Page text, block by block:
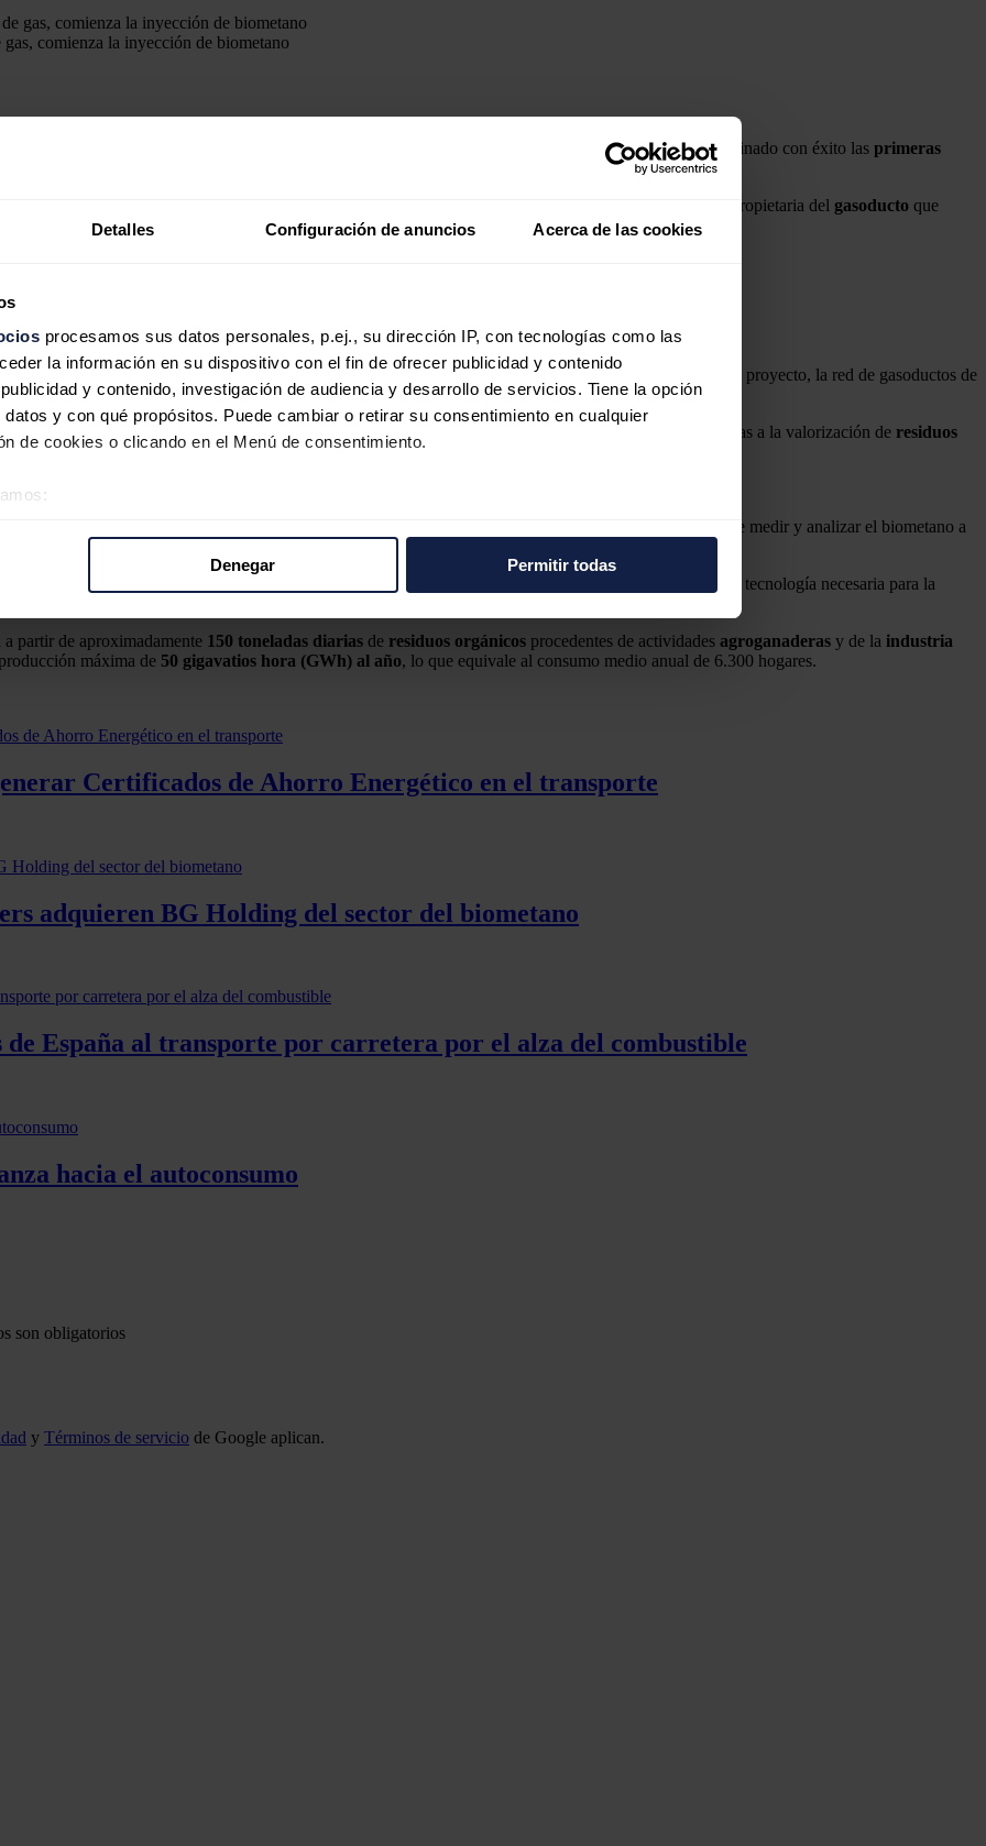
Detalles Configuración de anuncios Acerca de las cookies
procesamos sus datos personales, p.ej., su dirección IP, con tecnologías como las
la información en su dispositivo con el fin de ofrecer publicidad y contenido
y contenido, investigación de audiencia y desarrollo de servicios. Tiene la opción
y con qué propósitos. Puede cambiar o retirar su consentimiento en cualquier
de cookies o clicando en el Menú de consentimiento.
se usan para personalizar el contenido y los anuncios, ofrecer funciones de redes sociales
uso que haya hecho de sus servicios.
Denegar Permitir todas
comienza la inyección de biometano
Biometagás, ha terminado con éxito las primeras
gas en
, e Infraestructura Biometagás es la propietaria del gasoducto que
a la red de transporte de nuestro país, tras el Parque Tecnológico de Valdemingómez, en Madrid.
debiometanoy otrosgases renovablesa la red de gasoductos de alta presión. Gracias a este proyecto, la red de gasoductos de
crecimiento exponencial en las peticiones de conexión.
flexible y eficiente de los gases renovables , y potencia el desarrollo de la economía circular gracias a la valorización de residuos
han realizado los trabajos técnicos necesarios para insertar un nuevo módulo de inyección, que permite medir y analizar el biometano a
conecta la planta con la red de transporte nacional. Por su parte, AGF Procesos Biogas SL ha aportado la tecnología necesaria para la
partir de aproximadamente 150 toneladas diarias de residuos orgánicos procedentes de actividades agroganaderas y de la industria
máxima de 50 gigavatios hora (GWh) al año, lo que equivale al consumo medio anual de 6.300 hogares.
Certificados de Ahorro Energético en el transporte
adquieren BG Holding del sector del biometano
España al transporte por carretera por el alza del combustible
hacia el autoconsumo
son obligatorios
y Términos de servicio de Google aplican.